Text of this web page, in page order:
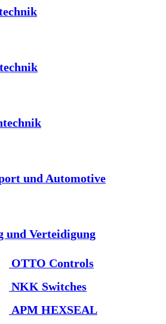
und Automotive
und Verteidigung
OTTO Controls
NKK Switches
APM HEXSEAL